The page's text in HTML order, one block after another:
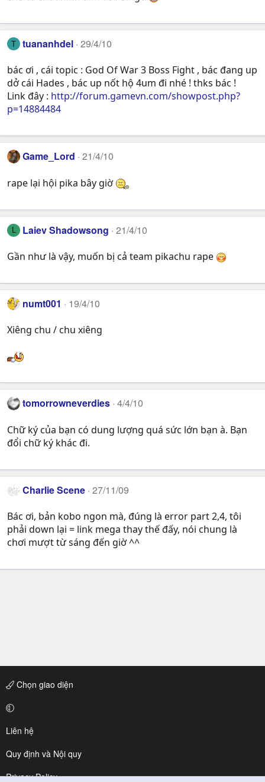
T tuananhdel 29/4/10
bác ơi , cái topic : God Of War 3 Boss Fight , bác đang up
dở cái Hades , bác up nốt hộ 4um đi nhé ! thks bác !
Link đây : http://forum.gamevn.com/showpost.php?
p=14884484
Game_Lord 21/4/10
rape lại hội pika bây giờ
L Laiev Shadowsong 21/4/10
Gần như là vậy, muốn bị cả team pikachu rape
numt001 19/4/10
Xiêng chu / chu xiêng
tomorrowneverdies 4/4/10
Chữ ký của bạn có dung lượng quá sức lớn bạn à. Bạn
đổi chữ ký khác đi.
Charlie Scene 27/11/09
Bác ơi, bản kobo ngon mà, đúng là error part 2,4, tôi
phải down lại = link mega thay thế đấy, nói chung là
chơi mượt từ sáng đến giờ ^^
Chọn giao diện
Liên hệ
Quy định và Nội quy
Privacy Policy